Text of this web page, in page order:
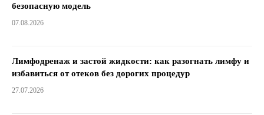
безопасную модель
07.08.2026
Лимфодренаж и застой жидкости: как разогнать лимфу и
избавиться от отеков без дорогих процедур
27.07.2026